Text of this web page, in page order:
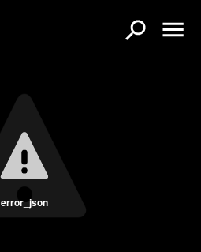
error_json